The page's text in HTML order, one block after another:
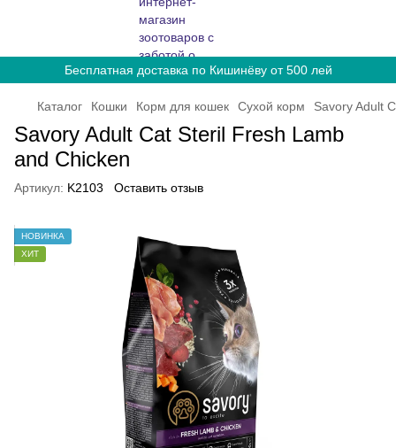
Бесплатная доставка по Кишинёву от 500 лей
Каталог Кошки Корм для кошек Сухой корм Savory Adult
Savory Adult Cat Steril Fresh Lamb
and Chicken
Артикул: K2103 Оставить отзыв
НОВИНКА
ХИТ